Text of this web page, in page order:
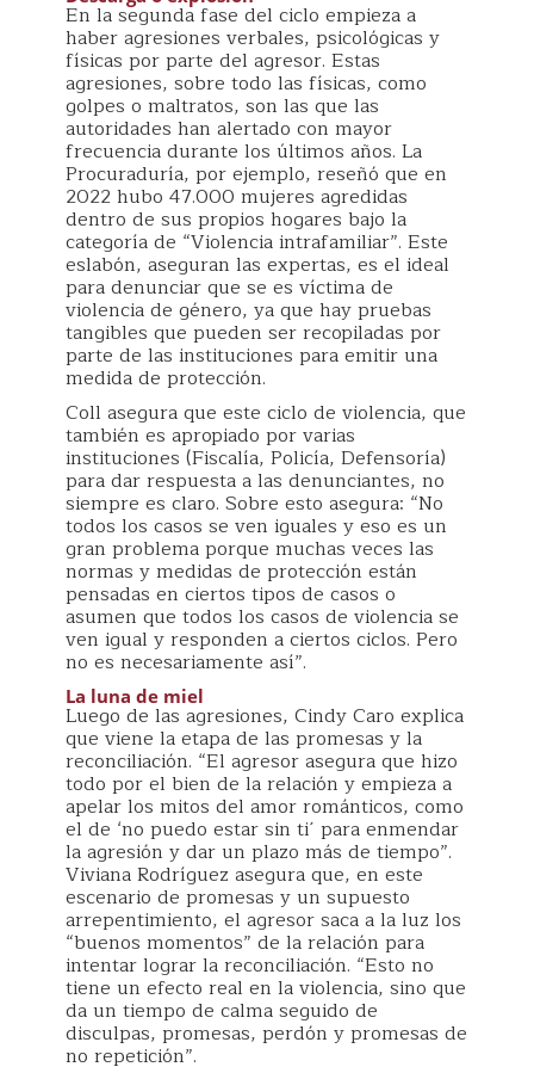
En la segunda fase del ciclo empieza a
haber agresiones verbales, psicológicas y
físicas por parte del agresor. Estas
agresiones, sobre todo las físicas, como
golpes o maltratos, son las que las
autoridades han alertado con mayor
frecuencia durante los últimos años. La
Procuraduría, por ejemplo, reseñó que en
2022 hubo 47.000 mujeres agredidas
dentro de sus propios hogares bajo la
categoría de “Violencia intrafamiliar”. Este
eslabón, aseguran las expertas, es el ideal
para denunciar que se es víctima de
violencia de género, ya que hay pruebas
tangibles que pueden ser recopiladas por
parte de las instituciones para emitir una
medida de protección.
Coll asegura que este ciclo de violencia, que
también es apropiado por varias
instituciones (Fiscalía, Policía, Defensoría)
para dar respuesta a las denunciantes, no
siempre es claro. Sobre esto asegura: “No
todos los casos se ven iguales y eso es un
gran problema porque muchas veces las
normas y medidas de protección están
pensadas en ciertos tipos de casos o
asumen que todos los casos de violencia se
ven igual y responden a ciertos ciclos. Pero
no es necesariamente así”.
La luna de miel
Luego de las agresiones, Cindy Caro explica
que viene la etapa de las promesas y la
reconciliación. “El agresor asegura que hizo
todo por el bien de la relación y empieza a
apelar los mitos del amor románticos, como
el de ‘no puedo estar sin ti´ para enmendar
la agresión y dar un plazo más de tiempo”.
Viviana Rodríguez asegura que, en este
escenario de promesas y un supuesto
arrepentimiento, el agresor saca a la luz los
“buenos momentos” de la relación para
intentar lograr la reconciliación. “Esto no
tiene un efecto real en la violencia, sino que
da un tiempo de calma seguido de
disculpas, promesas, perdón y promesas de
no repetición”.